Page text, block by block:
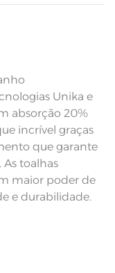
tom sobre tom;
2 Toalhas de
de Piso
86cm x 1,50m;
Rosto: 48cm x 80cm;
ou delicado de
e sabão;
Unika e
absorção 20%
incrível graças
que garante
As toalhas
maior poder de
e durabilidade.